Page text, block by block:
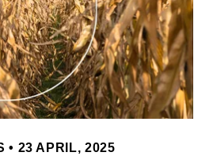
• 23 APRIL, 2025